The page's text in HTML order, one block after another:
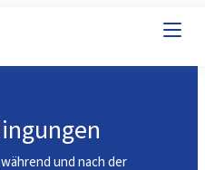
und nach der